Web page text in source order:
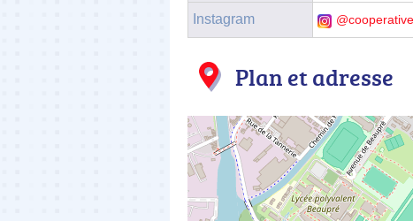
Instagram
Plan et adresse